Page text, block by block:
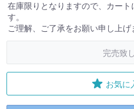
在庫限りとなりますので、カー
す。
ご理解、ご了承をお願い申し上げ
完売致
お気に